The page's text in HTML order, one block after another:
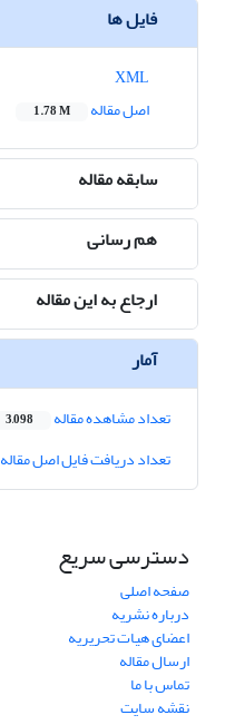
فایل ها
اصل مقاله
1.78 M
سابقه مقاله
هم رسانی
ارجاع به این مقاله
آمار
تعداد مشاهده مقاله 3,098
تعداد دریافت فایل اصل مقاله
دسترسی سریع
صفحه اصلی
درباره نشریه
اعضای هیات تحریریه
ارسال مقاله
تماس با ما
نقشه سایت